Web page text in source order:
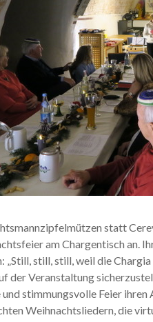
statt
am Chargentisch an.
„Still, still, still, weil die Chargia
der Veranstaltung
stimmungsvolle Feier ihren
Weihnachtsliedern, die